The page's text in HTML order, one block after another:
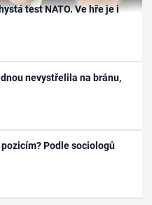
test NATO. Ve hře je i
nevystřelila na bránu,
Podle sociologů